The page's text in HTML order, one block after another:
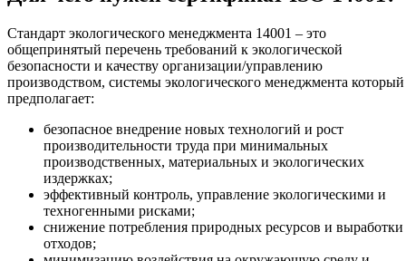
Стандарт экологического менеджмента 14001 – это
общепринятый перечень требований к экологической
безопасности и качеству организации/управлению
производством, системы экологического менеджмента который
предполагает:
безопасное внедрение новых технологий и рост
производительности труда при минимальных
производственных, материальных и экологических
издержках;
эффективный контроль, управление экологическими и
техногенными рисками;
снижение потребления природных ресурсов и выработки
отходов;